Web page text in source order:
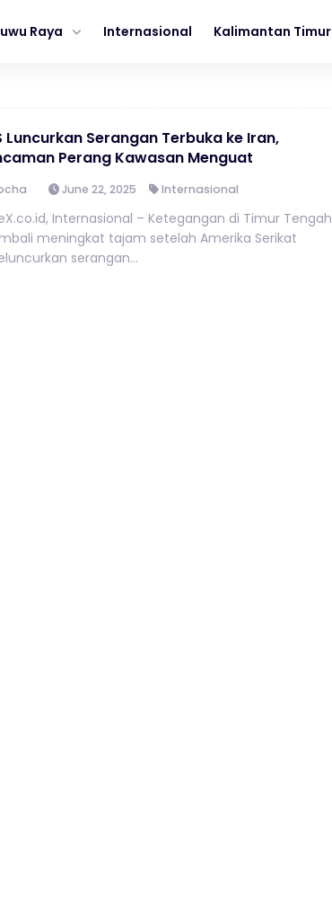
Raya Internasional Kalimantan Timur
Luncurkan Serangan Terbuka ke Iran,
Perang Kawasan Menguat
June 22, 2025 Internasional
Internasional – Ketegangan di Timur Tengah
meningkat tajam setelah Amerika Serikat
serangan...